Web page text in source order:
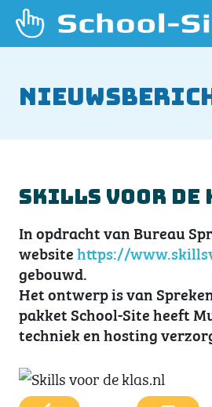
Skills voor de
In opdracht van Bureau
websitehttps://
gebouwd.
Het ontwerp is van
pakket School-Site heeft
techniek en hosting